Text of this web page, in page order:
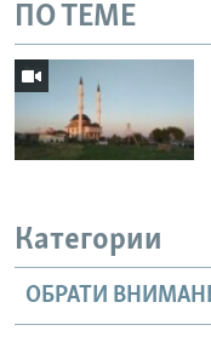
ПО ТЕМЕ
Категории
ОБРАТИ